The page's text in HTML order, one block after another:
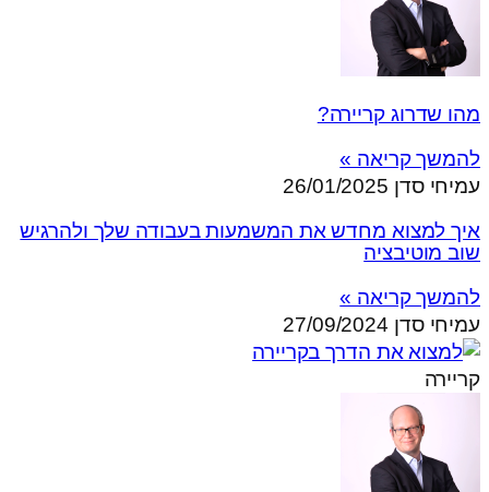
מהו שדרוג קריירה?
להמשך קריאה »
עמיחי סדן 26/01/2025
איך למצוא מחדש את המשמעות בעבודה שלך ולהרגיש
שוב מוטיבציה
להמשך קריאה »
עמיחי סדן 27/09/2024
קריירה